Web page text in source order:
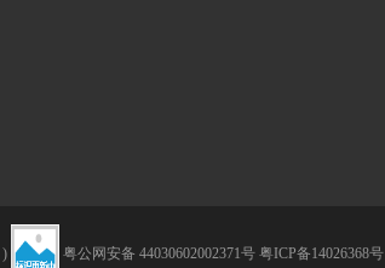
) 粤公网安备 44030602002371号 粤ICP备14026368号